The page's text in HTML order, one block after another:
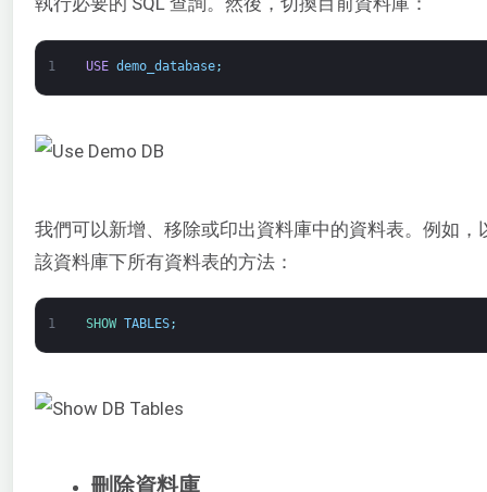
1 USE demo_database;
我們可以新增、移除或印出資料庫中的資料表。例如，
該資料庫下所有資料表的方法：
1 SHOW TABLES;
刪除資料庫